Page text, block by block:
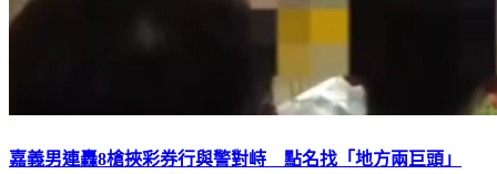
嘉義男連轟8槍挾彩券行與警對峙 點名找「地方兩巨頭」